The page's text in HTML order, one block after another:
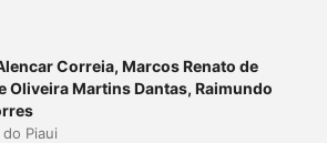
Correia, Marcos Renato de
Oliveira Martins Dantas, Raimundo
Piaui